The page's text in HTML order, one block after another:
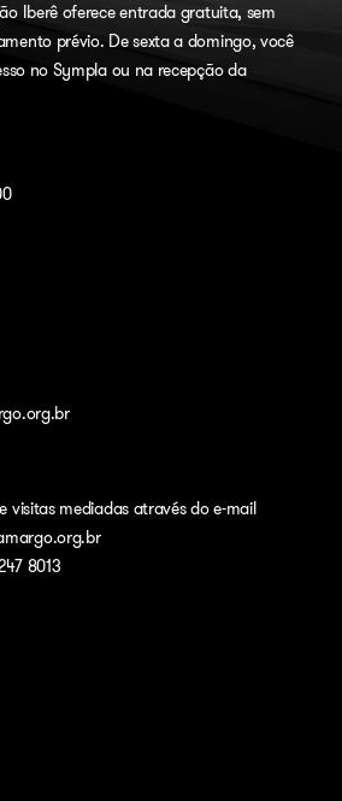
Iberê oferece entrada gratuita, sem
prévio. De sexta a domingo, você
no Symplaou na recepção da
visitas mediadas através do e-mail
8013